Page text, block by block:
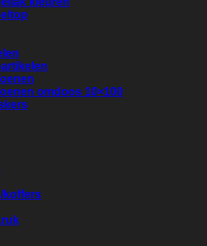
top
omdoos 10×100
koffers